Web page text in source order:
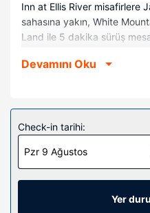
Inn at Ellis River misafirlere
sahasına yakın, White
Land ile 5 dakika sürüş
Washington Dağı Oto Yolu
Misafirler için 22 klimalı
Odanızda bir pillowtop/
Misafirlerimize ücretsiz
Misafirlerimizin iyi vakit
kanalları vardır.
banyo/kozmetik ürünleri
Devamını Oku
Check-in tarihi:
Pzr 9 Ağustos
Yer